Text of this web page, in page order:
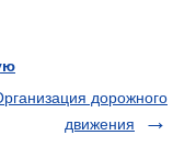
дорожного
движения